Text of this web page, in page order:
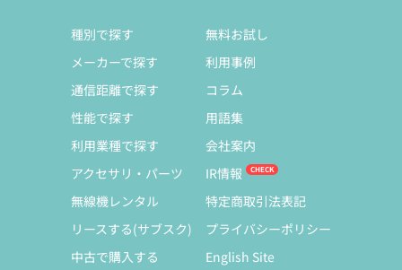
種別で探す
メーカーで探す
通信距離で探す
性能で探す
利用業種で探す
アクセサリ・パーツ
無線機レンタル
リースする(サブスク)
中古で購入する
無料お試し
利用事例
コラム
用語集
会社案内
IR情報
特定商取引法表記
プライバシーポリシー
English Site